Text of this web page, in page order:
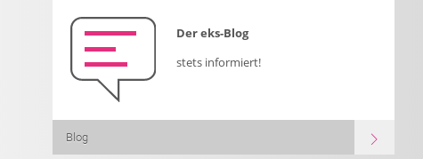
Der eks-Blog
stets informiert!
Blog